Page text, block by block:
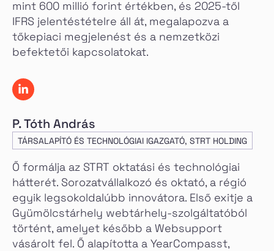
mint 600 millió forint értékben, és 2025-től
IFRS jelentéstételre áll át, megalapozva a
tőkepiaci megjelenést és a nemzetközi
befektetői kapcsolatokat.
P. Tóth András
TÁRSALAPÍTÓ ÉS TECHNOLÓGIAI IGAZGATÓ, STRT HOLDING
Ő formálja az STRT oktatási és technológiai
hátterét. Sorozatvállalkozó és oktató, a régió
egyik legsokoldalúbb innovátora. Első exitje a
Gyümölcstárhely webtárhely-szolgáltatóból
történt, amelyet később a Websupport
vásárolt fel. Ő alapította a YearCompasst,